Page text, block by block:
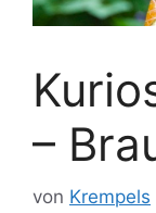
–
von Krempels